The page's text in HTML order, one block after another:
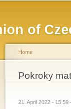
of
You are
Home
Pokroky
21. April 2022 -